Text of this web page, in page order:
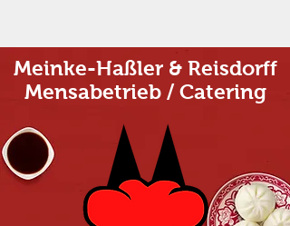
Meinke-Haßler & Reisdorff
Mensabetrieb / Catering